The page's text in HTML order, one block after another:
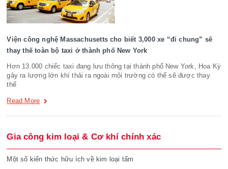
Viện công nghệ Massachusetts cho biết 3,000 xe “đi chung” sẽ
thay thế toàn bộ taxi ở thành phố New York
Hơn 13.000 chiếc taxi đang lưu thông tại thành phố New York, Hoa Kỳ
gây ra lượng lớn khí thải ra ngoài môi trường có thể sẽ được thay
thế
Read More
Gia công kim loại & Cơ khí chính xác
Một số kiến thức hữu ích về kim loại tấm